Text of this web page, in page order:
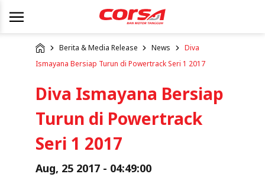
Berita & Media Release News
Diva
Ismayana Bersiap Turun di Powertrack Seri 1 2017
Diva Ismayana Bersiap
Turun di Powertrack
Seri 1 2017
Aug, 25 2017 - 04:49:00